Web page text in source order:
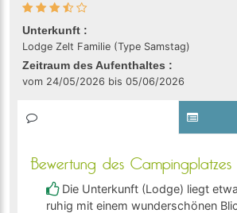
Unterkunft :
Lodge Zelt Familie (Type Samstag)
Zeitraum des Aufenthaltes :
vom 24/05/2026 bis 05/06/2026
Bewertung des Campingplatzes
Die Unterkunft (Lodge) liegt
ruhig mit einem wunderschönen